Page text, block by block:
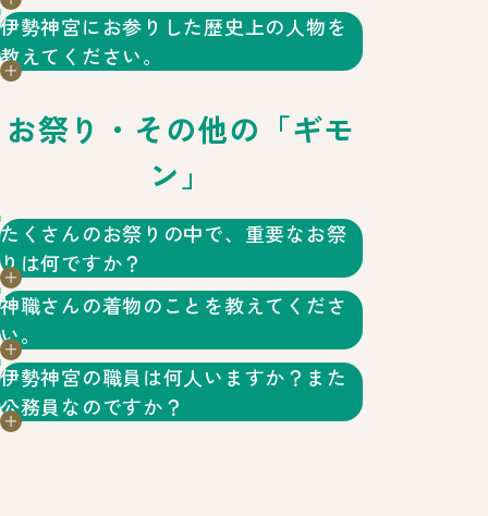
記録もあります。
で、ご遠慮ください。
皇位のしるしとして代々受け継がれていま
す。神宮ではそのうちの一つである八咫鏡を
天照大御神のご神体として伊勢の地におまつ
りしています。
照大御神は「この神風の伊勢の国は、遠く常
世から波が幾重にもよせては帰る国である。
都から離れた傍国ではあるが、美しい国であ
る。この国にいようと思う」と言われ、倭姫
命は大御神の教えのままに五十鈴川の川上に
宮をお建てしたと記述されます。
庶民の間に、伊勢の信仰を広めたのは
おんし
暦、伊勢土産などを全国各地に配り歩いて布
教活動を行いました。また自分の邸宅に参宮
者を迎え入れて歓待しました。現在は内宮神
苑として整備されている場所に、かつては神
職の屋敷が数多く建ち並んでいました。
伊勢神宮にお参りした歴史上の人物を
教えてください。
平清盛、足利義満、織田信長などが挙げられ
田信長は一度参拝しています。また徳川家の
歴代将軍は自身で神宮に参拝することはあり
ませんでしたが、毎年、家臣に代理参拝さ
せ、太刀や馬などを多数奉納しました。神宮
徴古館では三英傑からの書状をはじめ、歴史
や参宮についての貴重な史料を所蔵‧展示し
ています。
全てを展示しているわけではありません。
お祭り・その他の「ギモ
ン」
たくさんのお祭りの中で、重要なお祭
りは何ですか？
神宮のお祭りは毎年決められた日時に行われ
る「恒例祭」、皇室・国家の重大事に行われ
る「臨時祭」、20年に一度行われる「遷宮
祭」に分けられます。このうちもっとも重要
神職さんの着物のことを教えてくださ
い。
神職がお祭りで着る着物を
しょうぞく
す。神宮では白色の装束を用い、その装束は
伊勢神宮の職員は何人いますか？また
公務員なのですか？